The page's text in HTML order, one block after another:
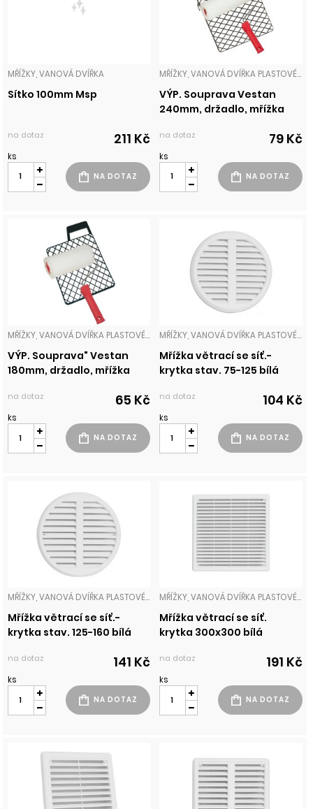
MŘÍŽKY, VANOVÁ DVÍŘKA
Sítko 100mm Msp
na dotaz 211 Kč
ks
MŘÍŽKY, VANOVÁ DVÍŘKA PLASTOVÉ MŘÍŽKY
VÝP. Souprava Vestan
240mm, držadlo, mřížka
na dotaz 79 Kč
ks
MŘÍŽKY, VANOVÁ DVÍŘKA PLASTOVÉ MŘÍŽKY
VÝP. Souprava" Vestan
180mm, držadlo, mřížka
na dotaz 65 Kč
ks
MŘÍŽKY, VANOVÁ DVÍŘKA PLASTOVÉ MŘÍŽKY
Mřížka větrací se síť.-
krytka stav. 75-125 bílá
na dotaz 104 Kč
ks
MŘÍŽKY, VANOVÁ DVÍŘKA PLASTOVÉ MŘÍŽKY
Mřížka větrací se síť.-
krytka stav. 125-160 bílá
na dotaz 141 Kč
ks
MŘÍŽKY, VANOVÁ DVÍŘKA PLASTOVÉ MŘÍŽKY
Mřížka větrací se síť.
krytka 300x300 bílá
na dotaz 191 Kč
ks